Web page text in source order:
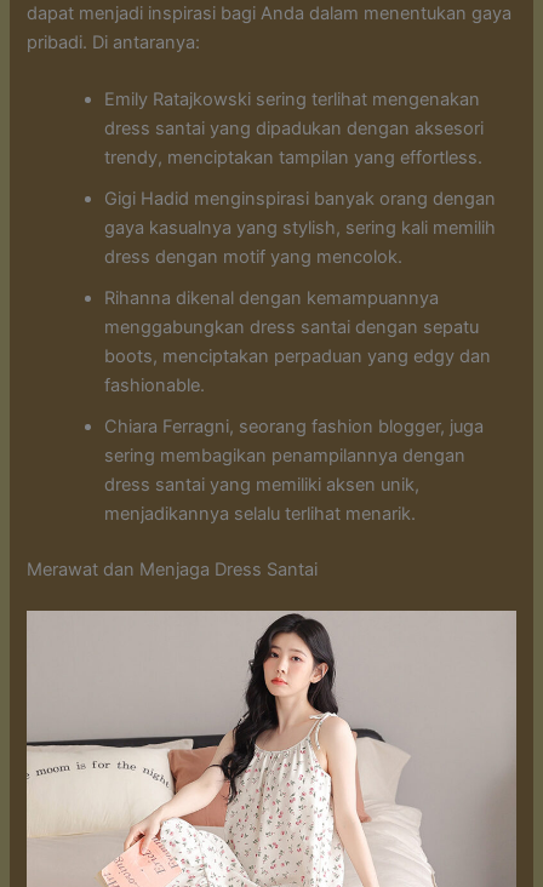
dapat menjadi inspirasi bagi Anda dalam menentukan gaya
pribadi. Di antaranya:
Emily Ratajkowski sering terlihat mengenakan
dress santai yang dipadukan dengan aksesori
trendy, menciptakan tampilan yang effortless.
Gigi Hadid menginspirasi banyak orang dengan
gaya kasualnya yang stylish, sering kali memilih
dress dengan motif yang mencolok.
Rihanna dikenal dengan kemampuannya
menggabungkan dress santai dengan sepatu
boots, menciptakan perpaduan yang edgy dan
fashionable.
Chiara Ferragni, seorang fashion blogger, juga
sering membagikan penampilannya dengan
dress santai yang memiliki aksen unik,
menjadikannya selalu terlihat menarik.
Merawat dan Menjaga Dress Santai